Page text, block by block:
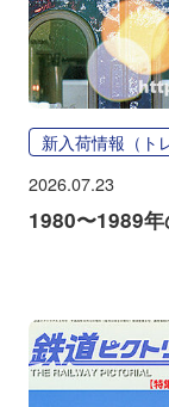
新入荷情報（ト
2026.07.23
1980〜1989